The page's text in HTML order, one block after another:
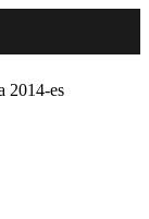
2014-es